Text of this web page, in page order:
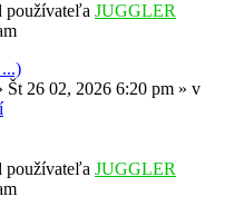
používateľa JUGGLER
Št 26 02, 2026 6:20 pm » v
používateľa JUGGLER